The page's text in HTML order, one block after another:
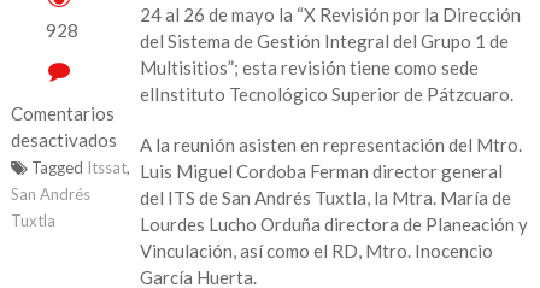
928
Comentarios
desactivados
en
Tecnm
Campus
24 al 26 de mayo la “X Revisión por la Dirección
del Sistema de Gestión Integral del Grupo 1 de
Multisitios”; esta revisión tiene como sede
elInstituto Tecnológico Superior de Pátzcuaro.
A la reunión asisten en representación del Mtro.
Luis Miguel Cordoba Ferman director general
del ITS de San Andrés Tuxtla, la Mtra. María de
Lourdes Lucho Orduña directora de Planeación y
Vinculación, así como el RD, Mtro. Inocencio
García Huerta.
Tagged Itssat,
San Andrés
Tuxtla